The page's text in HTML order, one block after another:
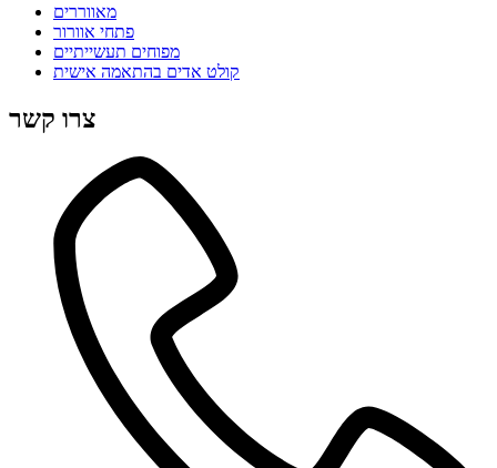
מאווררים
פתחי אוורור
מפוחים תעשייתיים
קולט אדים בהתאמה אישית
צרו קשר